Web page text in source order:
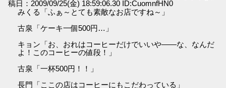
稿日：2009/09/25(金) 18:59:06.30 ID:CuomnfHN0
みくる「ふぁ～とても素敵なお店ですね～」
古泉「ケーキ一個500円…」
キョン「お、おれはコーヒーだけでいいや――な、なんだ
よ！このコーヒーの値段！」
古泉「一杯500円！！」
長門「ここの店はコーヒーにもこだわっている」